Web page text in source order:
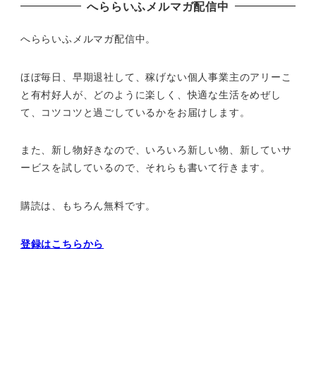
へららいふメルマガ配信中
へららいふメルマガ配信中。
ほぼ毎日、早期退社して、稼げない個人事業主のアリーこ
と有村好人が、どのように楽しく、快適な生活をめぜし
て、 コツコツと過ごしているかをお届けします。
また、新し物好きなので、いろいろ新しい物、 新していサ
ービスを試しているので、それらも書いて行きます。
購読は、もちろん無料です。
登録はこちらから